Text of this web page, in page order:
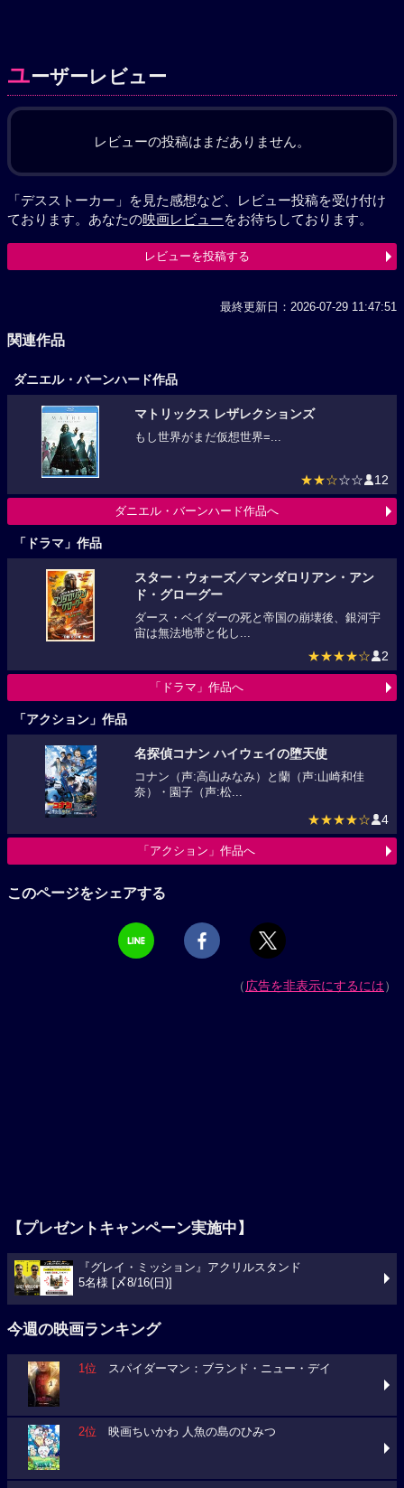
ユーザーレビュー
レビューの投稿はまだありません。
「デスストーカー」を見た感想など、レビュー投稿を受け付け
ております。あなたの映画レビューをお待ちしております。
レビューを投稿する
最終更新日：2026-07-29 11:47:51
関連作品
ダニエル・バーンハード作品
マトリックス レザレクションズ
もし世界がまだ仮想世界=...
★★☆☆☆ 12
ダニエル・バーンハード作品へ
「ドラマ」作品
スター・ウォーズ／マンダロリアン・アン
ド・グローグー
ダース・ベイダーの死と帝国の崩壊後、銀河宇
宙は無法地帯と化し...
★★★★☆ 2
「ドラマ」作品へ
「アクション」作品
名探偵コナン ハイウェイの堕天使
コナン（声:高山みなみ）と蘭（声:山崎和佳
奈）・園子（声:松...
★★★★☆ 4
「アクション」作品へ
このページをシェアする
（広告を非表示にするには）
【プレゼントキャンペーン実施中】
『グレイ・ミッション』アクリルスタンド
5名様 [〆8/16(日)]
今週の映画ランキング
1位 スパイダーマン：ブランド・ニュー・デイ
2位 映画ちいかわ 人魚の島のひみつ